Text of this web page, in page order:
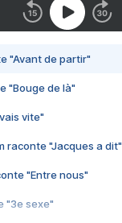
"Avant de partir"
"Bouge de là"
vite"
raconte "Jacques a dit"
"Entre nous"
"3e sexe"